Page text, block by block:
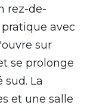
rez-de-
avec
sur
se prolonge
sud. La
et une salle